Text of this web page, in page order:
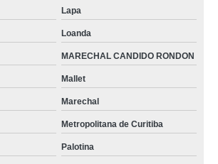
Lapa
Loanda
MARECHAL CANDIDO RONDON
Mallet
Marechal
Metropolitana de Curitiba
Palotina